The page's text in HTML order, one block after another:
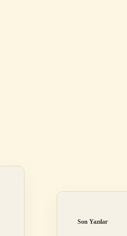
Son Yazılar